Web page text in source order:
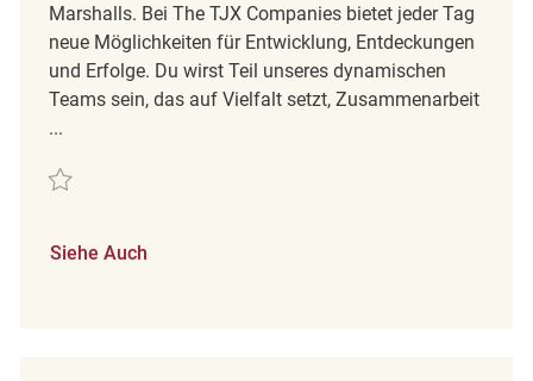
Marshalls. Bei The TJX Companies bietet jeder Tag
neue Möglichkeiten für Entwicklung, Entdeckungen
und Erfolge. Du wirst Teil unseres dynamischen
Teams sein, das auf Vielfalt setzt, Zusammenarbeit
...
Retten Retail sales Associate REQ131781
Siehe Auch